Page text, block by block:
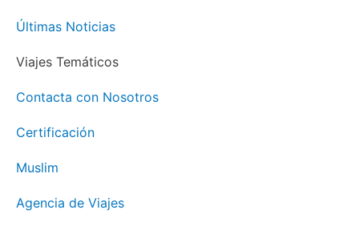
Últimas Noticias
Viajes Temáticos
Contacta con Nosotros
Certificación
Muslim
Agencia de Viajes